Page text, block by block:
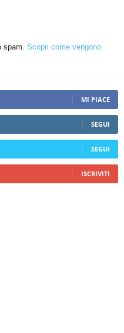
spam. Scopri come vengono
MI PIACE
SEGUI
SEGUI
ISCRIVITI